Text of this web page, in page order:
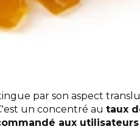
par son aspect
un concentré au taux
aux